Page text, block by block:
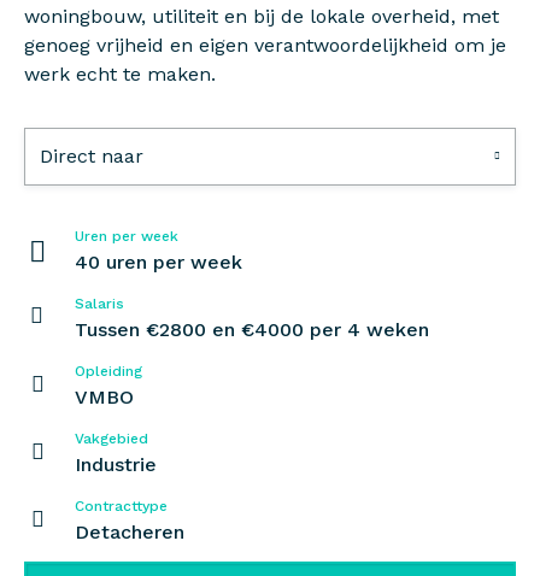
woningbouw, utiliteit en bij de lokale overheid, met
genoeg vrijheid en eigen verantwoordelijkheid om je
werk echt te maken.
Direct naar
Uren per week
40 uren per week
Salaris
Tussen €2800 en €4000 per 4 weken
Opleiding
VMBO
Vakgebied
Industrie
Contracttype
Detacheren